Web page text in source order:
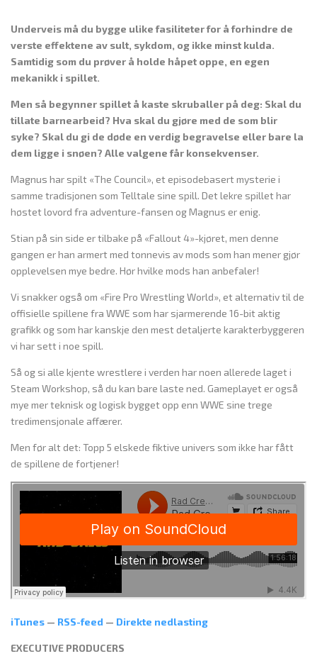
Underveis må du bygge ulike fasiliteter for å forhindre de
verste effektene av sult, sykdom, og ikke minst kulda.
Samtidig som du prøver å holde håpet oppe, en egen
mekanikk i spillet.
Men så begynner spillet å kaste skruballer på deg: Skal du
tillate barnearbeid? Hva skal du gjøre med de som blir
syke? Skal du gi de døde en verdig begravelse eller bare la
dem ligge i snøen? Alle valgene får konsekvenser.
Magnus har spilt «The Council», et episodebasert mysterie i
samme tradisjonen som Telltale sine spill. Det lekre spillet har
høstet lovord fra adventure-fansen og Magnus er enig.
Stian på sin side er tilbake på «Fallout 4»-kjøret, men denne
gangen er han armert med tonnevis av mods som han mener gjør
opplevelsen mye bedre. Hør hvilke mods han anbefaler!
Vi snakker også om «Fire Pro Wrestling World», et alternativ til de
offisielle spillene fra WWE som har sjarmerende 16-bit aktig
grafikk og som har kanskje den mest detaljerte karakterbyggeren
vi har sett i noe spill.
Så og si alle kjente wrestlere i verden har noen allerede laget i
Steam Workshop, så du kan bare laste ned. Gameplayet er også
mye mer teknisk og logisk bygget opp enn WWE sine trege
tredimensjonale affærer.
Men før alt det: Topp 5 elskede fiktive univers som ikke har fått
de spillene de fortjener!
iTunes — RSS-feed — Direkte nedlasting
EXECUTIVE PRODUCERS